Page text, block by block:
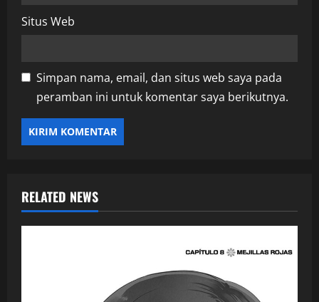
Situs Web
Simpan nama, email, dan situs web saya pada
peramban ini untuk komentar saya berikutnya.
RELATED NEWS